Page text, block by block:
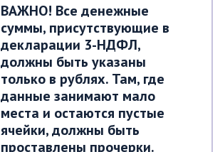
ВАЖНО! Все денежные
суммы, присутствующие в
декларации 3-НДФЛ,
должны быть указаны
только в рублях. Там, где
данные занимают мало
места и остаются пустые
ячейки, должны быть
проставлены прочерки.